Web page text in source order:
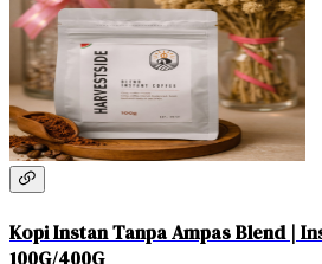
Kopi Instan Tanpa Ampas Blend |
100G/400G